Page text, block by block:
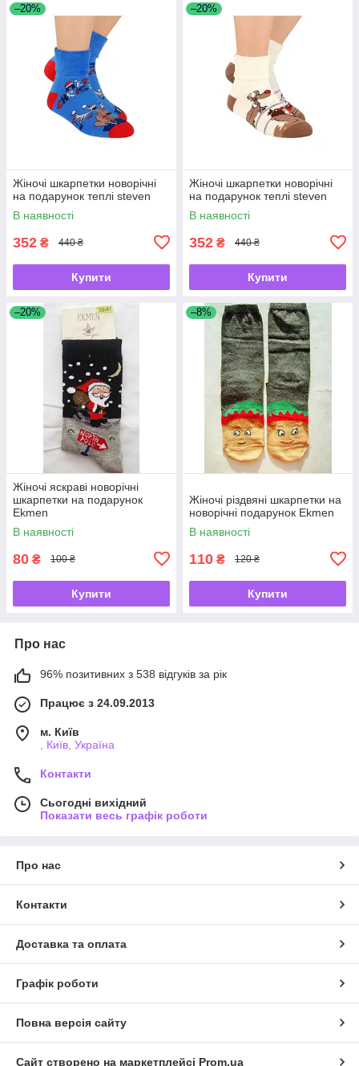
–20%
Жіночі шкарпетки новорічні
на подарунок теплі steven
В наявності
352 ₴ 440 ₴
Купити
–20%
Жіночі шкарпетки новорічні
на подарунок теплі steven
В наявності
352 ₴ 440 ₴
Купити
–20%
Жіночі яскраві новорічні
шкарпетки на подарунок
Ekmen
В наявності
80 ₴ 100 ₴
Купити
–8%
Жіночі різдвяні шкарпетки на
новорічні подарунок Ekmen
В наявності
110 ₴ 120 ₴
Купити
Про нас
96% позитивних з 538 відгуків за рік
Працює з 24.09.2013
м. Київ
, Київ, Україна
Контакти
Сьогодні вихідний
Показати весь графік роботи
Про нас
Контакти
Доставка та оплата
Графік роботи
Повна версія сайту
Сайт створено на маркетплейсі Prom.ua